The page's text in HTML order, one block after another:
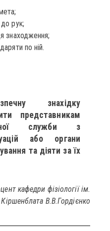
рук;
знаходження;
по ній.
знахідку
представникам
служби з
або органи
та діяти за їх
кафедри фізіології ім.
В.В.Гордієнко